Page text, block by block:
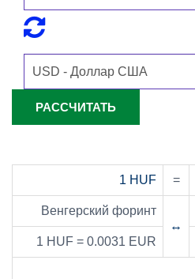
1 HUF =
Венгерский форинт
↔
1 HUF = 0.0031 EUR